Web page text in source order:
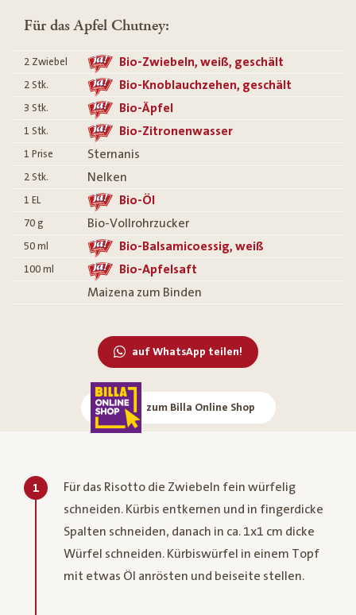
Für das Apfel Chutney:
2 Zwiebel Bio-Zwiebeln, weiß, geschält
2 Stk. Bio-Knoblauchzehen, geschält
3 Stk. Bio-Äpfel
1 Stk. Bio-Zitronenwasser
1 Prise Sternanis
2 Stk. Nelken
1 EL Bio-Öl
70 g Bio-Vollrohrzucker
50 ml Bio-Balsamicoessig, weiß
100 ml
Bio-Apfelsaft
Maizena zum Binden
auf WhatsApp teilen!
zum Billa Online Shop
1
Für das Risotto die Zwiebeln fein würfelig
schneiden. Kürbis entkernen und in fingerdicke
Spalten schneiden, danach in ca. 1x1 cm dicke
Würfel schneiden. Kürbiswürfel in einem Topf
mit etwas Öl anrösten und beiseite stellen.